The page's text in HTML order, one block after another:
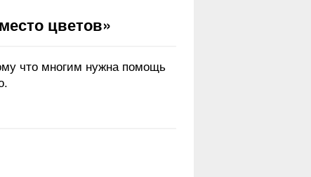
цветов»
что многим нужна помощь